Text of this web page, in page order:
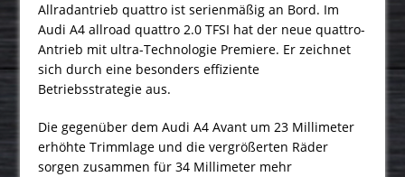
Allradantrieb quattro ist serienmäßig an Bord. Im
Audi A4 allroad quattro 2.0 TFSI hat der neue quattro-
Antrieb mit ultra-Technologie Premiere. Er zeichnet
sich durch eine besonders effiziente
Betriebsstrategie aus.
Die gegenüber dem Audi A4 Avant um 23 Millimeter
erhöhte Trimmlage und die vergrößerten Räder
sorgen zusammen für 34 Millimeter mehr